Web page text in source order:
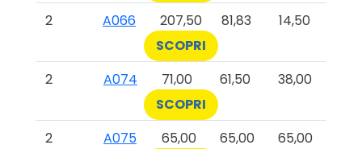
2
A066 207,50 81,83
14,50
SCOPRI
2
A074 71,00 61,50
38,00
SCOPRI
2
A075 65,00 65,00
65,00